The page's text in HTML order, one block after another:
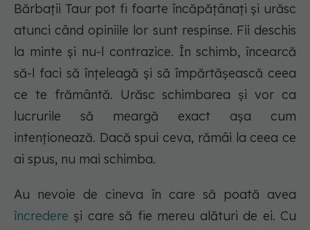
Bărbații Taur pot fi foarte încăpățânați și urăsc
atunci când opiniile lor sunt respinse. Fii deschis
la minte și nu-l contrazice. În schimb, încearcă
să-l faci să înțeleagă și să împărtășească ceea
ce te frământă. Urăsc schimbarea și vor ca
lucrurile să meargă exact așa cum
intenționează. Dacă spui ceva, rămâi la ceea ce
ai spus, nu mai schimba.
Au nevoie de cineva în care să poată avea
încredere și care să fie mereu alături de ei. Cu